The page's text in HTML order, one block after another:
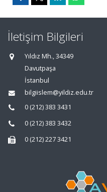
İletişim Bilgileri
Yıldız Mh., 34349
Davutpaşa
İstanbul
bilgiislem@yildiz.edu.tr
0 (212) 383 3431
0 (212) 383 3432
0 (212) 227 3421